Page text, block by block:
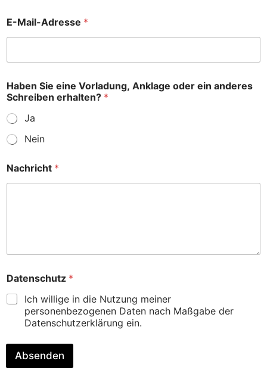
s
*
E-Mail-Adresse *
Haben Sie eine Vorladung, Anklage oder ein anderes
Schreiben erhalten? *
Ja
Nein
Nachricht *
Datenschutz *
Ich willige in die Nutzung meiner
personenbezogenen Daten nach Maßgabe der
Datenschutzerklärung ein.
Absenden